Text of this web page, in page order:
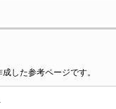
した参考ページです。